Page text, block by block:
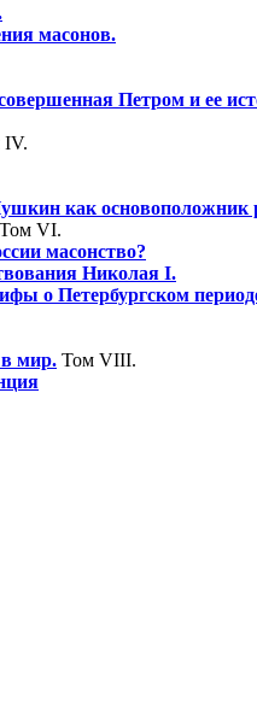
масонов.
Петром и ее
IV.
как основоположник
Том VI.
масонство?
Николая I.
о Петербургском
в мир. Том VIII.